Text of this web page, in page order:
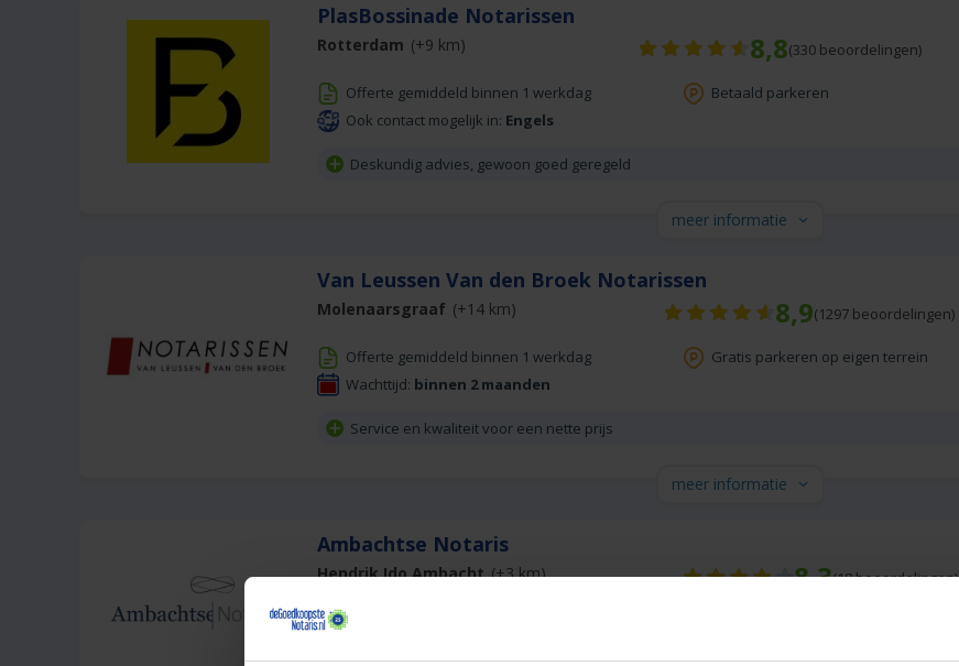
PlasBossinade Notarissen
8,8(330beoordelingen)
Rotterdam (+9 km)
Offerte gemiddeld binnen 1 werkdag
Betaald parkeren
Ook contact mogelijk in: Engels
Deskundig advies, gewoon goed geregeld
meer informatie
Van Leussen Van den Broek Notarissen
8,9(1297 beoordelingen)
Molenaarsgraaf (+14 km)
Offerte gemiddeld binnen 1 werkdag
Gratis parkeren op eigen terrein
Wachttijd: binnen 2 maanden
Service en kwaliteit voor een nette prijs
meer informatie
Ambachtse Notaris
8,3(18beoordelingen)
Hendrik Ido Ambacht (+3 km)
Offerte gemiddeld binnen 1 werkdag